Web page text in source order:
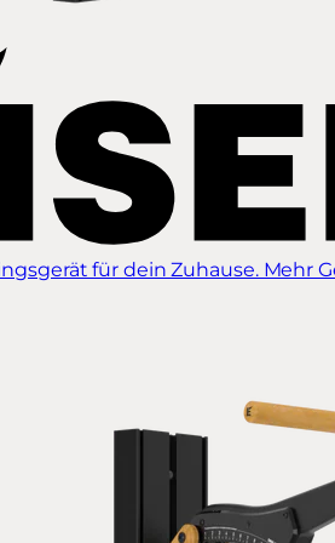
für dein Zuhause. Mehr